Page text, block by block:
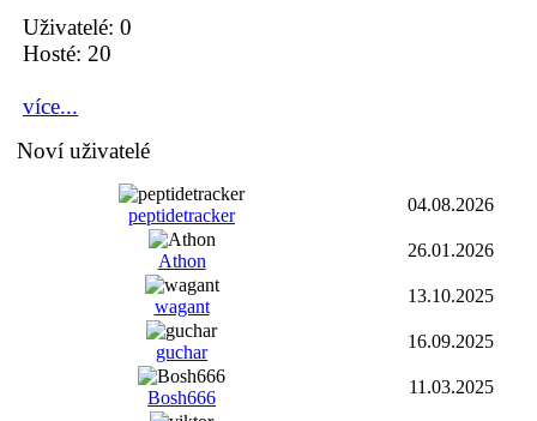
Uživatelé: 0
Hosté: 20
více...
Noví uživatelé
peptidetracker
04.08.2026
Athon
26.01.2026
wagant
13.10.2025
guchar
16.09.2025
Bosh666
11.03.2025